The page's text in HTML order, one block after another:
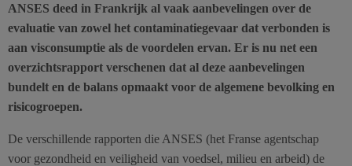
ANSES deed in Frankrijk al vaak aanbevelingen over de
evaluatie van zowel het contaminatiegevaar dat verbonden is
aan visconsumptie als de voordelen ervan. Er is nu net een
overzichtsrapport verschenen dat al deze aanbevelingen
bundelt en de balans opmaakt voor de algemene bevolking en
risicogroepen.
De verschillende rapporten die ANSES (het Franse agentschap
voor gezondheid en veiligheid van voedsel, milieu en arbeid) de